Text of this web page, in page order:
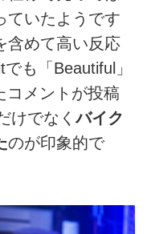
ていたようです
含めて高い反応
も「Beautiful」
コメントが投稿
けでなくバイク
のが印象的で